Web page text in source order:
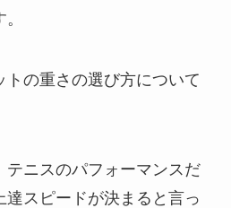
の重さの選び方について
テニスのパフォーマンスだ
達スピードが決まると言っ